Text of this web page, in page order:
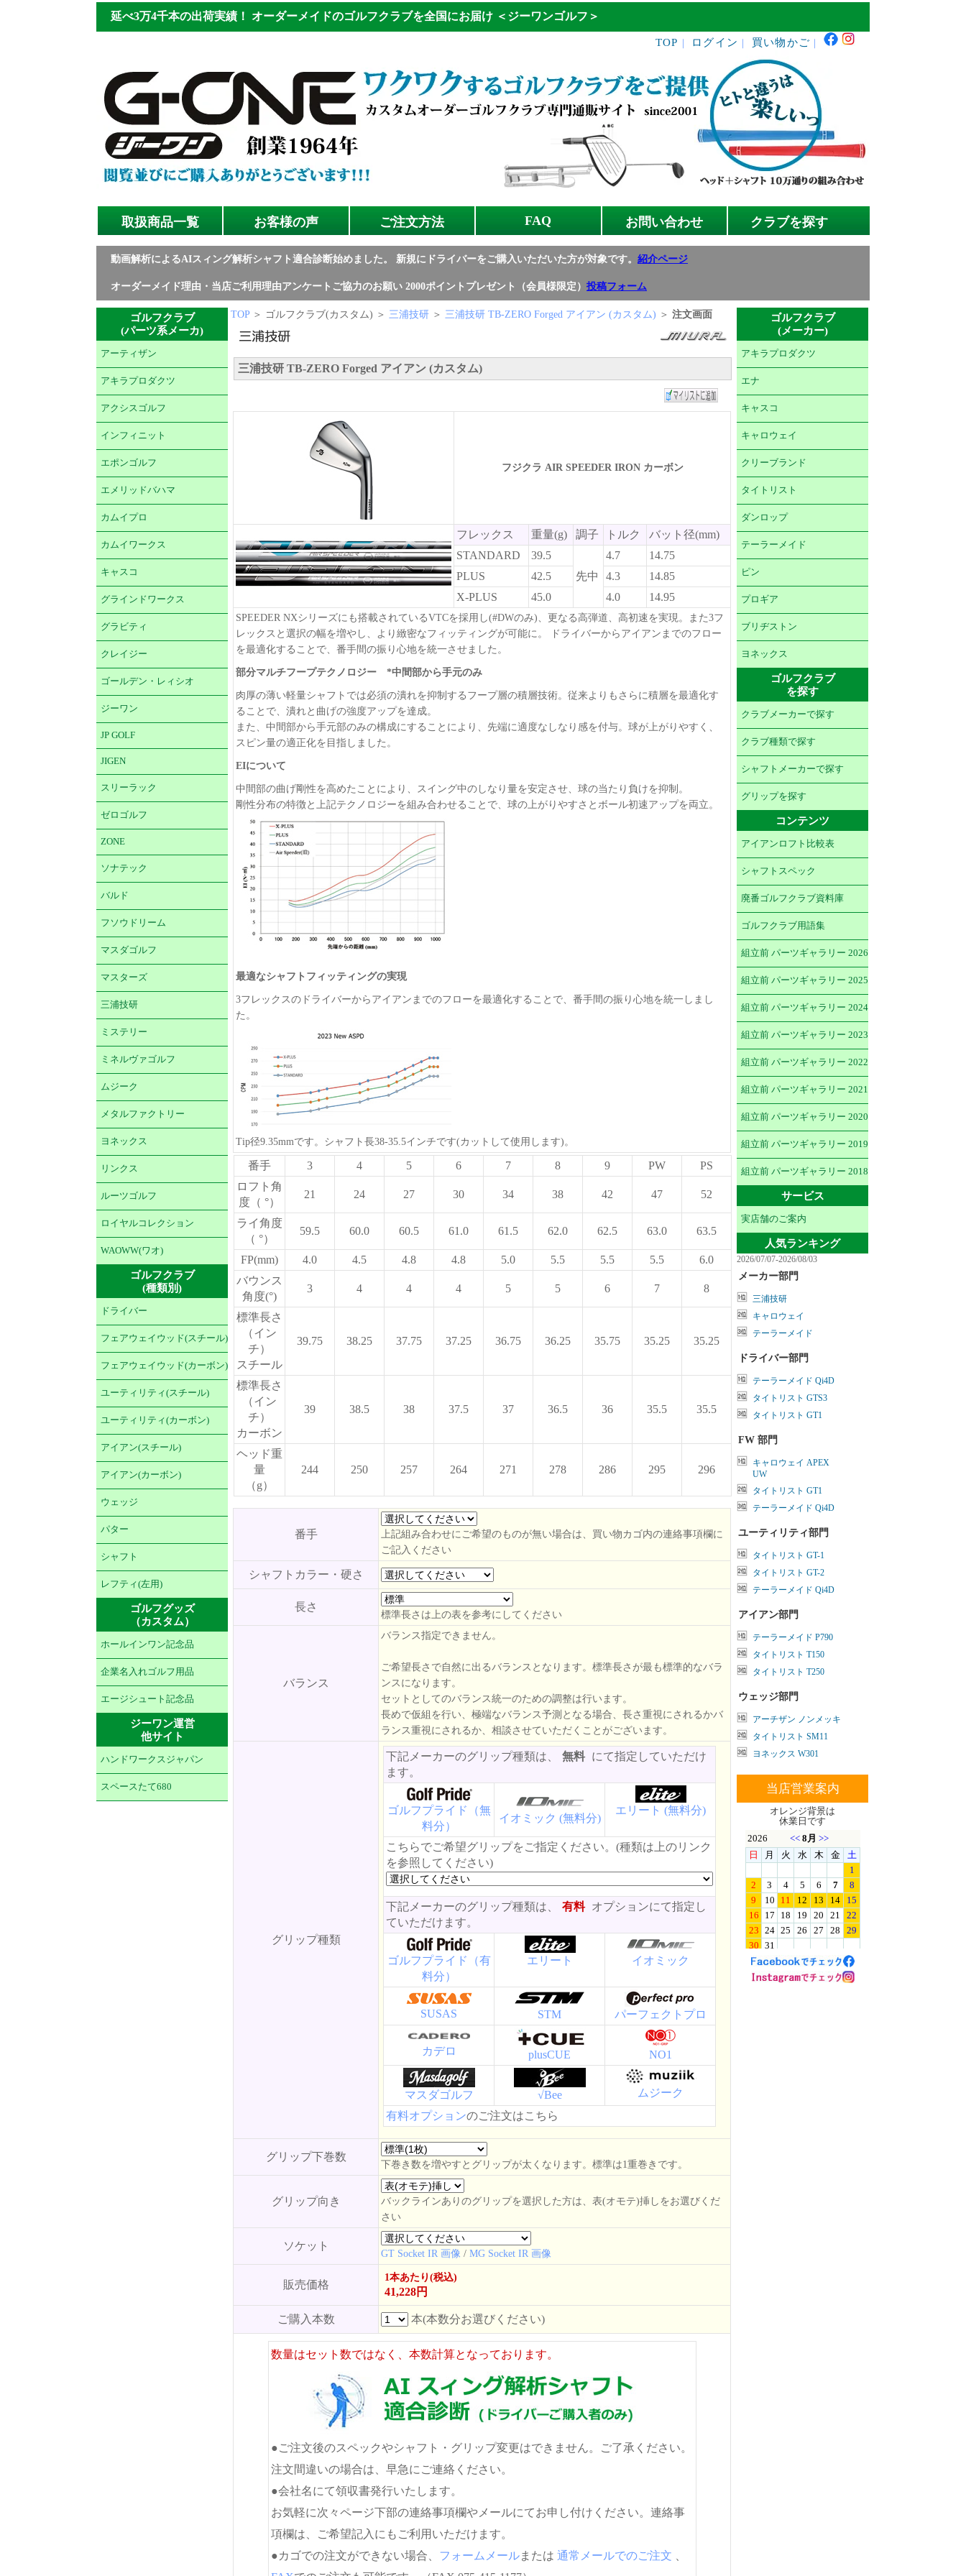
延べ3万4千本の出荷実績！ オーダーメイドのゴルフクラブを全国にお届け ＜ジーワンゴルフ＞
TOP ログイン 買い物かご
取扱商品一覧 お客様の声 ご注文方法 FAQ お問い合わせ クラブを探す
動画解析によるAIスィング解析シャフト適合診断始めました。 新規にドライバーをご購入いただいた方が対象です。 紹介ページ
オーダーメイド理由・当店ご利用理由アンケートご協力のお願い 2000ポイントプレゼント（会員様限定） 投稿フォーム
ゴルフクラブ
(パーツ系メーカ)
アーティザン
アキラプロダクツ
アクシスゴルフ
インフィニット
エポンゴルフ
エメリッドバハマ
カムイプロ
カムイワークス
キャスコ
グラインドワークス
グラビティ
クレイジー
ゴールデン・レィシオ
ジーワン
JP GOLF
JIGEN
スリーラック
ゼロゴルフ
ZONE
ソナテック
バルド
フソウドリーム
マスダゴルフ
マスターズ
三浦技研
ミステリー
ミネルヴァゴルフ
ムジーク
メタルファクトリー
ヨネックス
リンクス
ルーツゴルフ
ロイヤルコレクション
WAOWW(ワオ)
ゴルフクラブ
(種類別)
ドライバー
フェアウェイウッド(スチール)
フェアウェイウッド(カーボン)
ユーティリティ(スチール)
ユーティリティ(カーボン)
アイアン(スチール)
アイアン(カーボン)
ウェッジ
パター
シャフト
レフティ(左用)
ゴルフグッズ
（カスタム）
ホールインワン記念品
企業名入れゴルフ用品
エージシュート記念品
ジーワン運営
他サイト
ハンドワークスジャパン
スペースたて680
TOP ＞ ゴルフクラブ(カスタム) ＞ 三浦技研 ＞ 三浦技研 TB-ZERO Forged アイアン (カスタム) ＞ 注文画面
三浦技研 TB-ZERO Forged アイアン (カスタム)
フジクラ AIR SPEEDER IRON カーボン
フレックス 重量(g) 調子 トルク
バット径(mm)
STANDARD
39.5
先中
4.7
14.75
PLUS
42.5 4.3
14.85
X-PLUS
45.0 4.0 14.95
SPEEDER NXシリーズにも搭載されているVTCを採用し(#DWのみ)、更なる高弾道、高初速を実現。また3フ
レックスと選択の幅を増やし、より緻密なフィッティングが可能に。 ドライバーからアイアンまでのフロー
を最適化することで、番手間の振り心地を統一させました。
部分マルチフープテクノロジー *中間部から手元のみ
肉厚の薄い軽量シャフトでは必須の潰れを抑制するフープ層の積層技術。従来よりもさらに積層を最適化す
ることで、潰れと曲げの強度アップを達成。
また、中間部から手元部のみの構成にすることにより、先端に適度なしなり感を付与。球が上がりやすく、
スピン量の適正化を目指しました。
EIについて
中間部の曲げ剛性を高めたことにより、スイング中のしなり量を安定させ、球の当たり負けを抑制。
剛性分布の特徴と上記テクノロジーを組み合わせることで、球の上がりやすさとボール初速アップを両立。
最適なシャフトフィッティングの実現
3フレックスのドライバーからアイアンまでのフローを最適化することで、番手間の振り心地を統一しまし
た。
Tip径9.35mmです。シャフト長38-35.5インチです(カットして使用します)。
番手 3 4 5 6 7 8 9 PW
PS
ロフト角
度（ °）
21 24 27 30 34 38 42 47 52
ライ角度
（ °）
59.5 60.0 60.5 61.0 61.5 62.0 62.5 63.0 63.5
FP(mm) 4.0 4.5 4.8 4.8 5.0 5.5 5.5 5.5
6.0
バウンス
角度(°)
3 4 4 4 5 5 6 7 8
標準長さ
（イン
チ）
スチール
39.75 38.25 37.75 37.25 36.75 36.25 35.75 35.25 35.25
標準長さ
（イン
チ）
カーボン
39 38.5 38 37.5 37 36.5 36 35.5 35.5
ヘッド重
量
（g）
244 250 257 264 271 278 286 295 296
番手
上記組み合わせにご希望のものが無い場合は、買い物カゴ内の連絡事項欄に
ご記入ください
シャフトカラー・硬さ
長さ
標準長さは上の表を参考にしてください
バランス
バランス指定できません。
ご希望長さで自然に出るバランスとなります。標準長さが最も標準的なバラ
ンスになります。
セットとしてのバランス統一のための調整は行います。
長めで仮組を行い、極端なバランス予測となる場合、長さ重視にされるかバ
ランス重視にされるか、相談させていただくことがございます。
グリップ種類
下記メーカーのグリップ種類は、 無料 にて指定していただけ
ます。
ゴルフプライド（無
料分）
イオミック (無料分)
エリート (無料分)
こちらでご希望グリップをご指定ください。(種類は上のリンク
を参照してください)
下記メーカーのグリップ種類は、 有料 オプションにて指定し
ていただけます。
ゴルフプライド（有
料分）
エリート イオミック
SUSAS STM パーフェクトプロ
カデロ plusCUE NO1
マスダゴルフ √Bee
ムジーク
有料オプションのご注文はこちら
グリップ下巻数
下巻き数を増やすとグリップが太くなります。標準は1重巻きです。
グリップ向き
バックラインありのグリップを選択した方は、表(オモテ)挿しをお選びくだ
さい
ソケット
GT Socket IR 画像 / MG Socket IR 画像
販売価格
1本あたり(税込)
41,228円
ご購入本数 本(本数分お選びください)
数量はセット数ではなく、本数計算となっております。
●ご注文後のスペックやシャフト・グリップ変更はできません。ご了承ください。
注文間違いの場合は、早急にご連絡ください。
●会社名にて領収書発行いたします。
お気軽に次々ページ下部の連絡事項欄やメールにてお申し付けください。連絡事
項欄は、ご希望記入にもご利用いただけます。
●カゴでの注文ができない場合、 フォームメールまたは 通常メールでのご注文
ゴルフクラブ
(メーカー)
アキラプロダクツ
エナ
キャスコ
キャロウェイ
クリーブランド
タイトリスト
ダンロップ
テーラーメイド
ピン
プロギア
ブリヂストン
ヨネックス
ゴルフクラブ
を探す
クラブメーカーで探す
クラブ種類で探す
シャフトメーカーで探す
グリップを探す
コンテンツ
アイアンロフト比較表
シャフトスペック
廃番ゴルフクラブ資料庫
ゴルフクラブ用語集
組立前 パーツギャラリー 2026
組立前 パーツギャラリー 2025
組立前 パーツギャラリー 2024
組立前 パーツギャラリー 2023
組立前 パーツギャラリー 2022
組立前 パーツギャラリー 2021
組立前 パーツギャラリー 2020
組立前 パーツギャラリー 2019
組立前 パーツギャラリー 2018
サービス
実店舗のご案内
人気ランキング
2026/07/07-2026/08/03
メーカー部門
三浦技研
キャロウェイ
テーラーメイド
ドライバー部門
テーラーメイド Qi4D
タイトリスト GTS3
タイトリスト GT1
FW 部門
キャロウェイ APEX
UW
タイトリスト GT1
テーラーメイド Qi4D
ユーティリティ部門
タイトリスト GT-1
タイトリスト GT-2
テーラーメイド Qi4D
アイアン部門
テーラーメイド P790
タイトリスト T150
タイトリスト T250
ウェッジ部門
アーチザン ノンメッキ
タイトリスト SM11
ヨネックス W301
当店営業案内
オレンジ背景は
休業日です